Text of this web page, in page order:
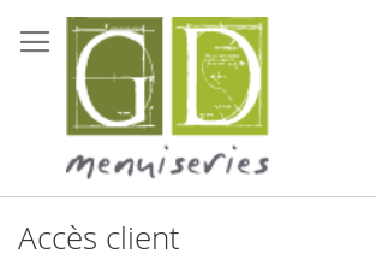
au
contenu
Accès client